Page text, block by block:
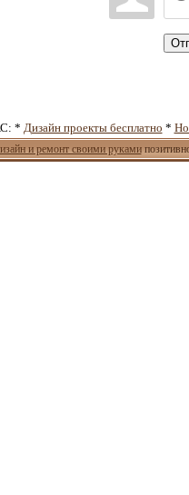
* Дизайн проекты бесплатно *
и ремонт своими руками